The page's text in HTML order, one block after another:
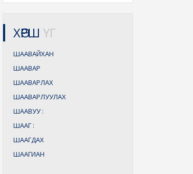
ХӨРШ ҮГ
ШААВАЙХАН
ШААВАР
ШААВАРЛАХ
ШААВАРЛУУЛАХ
ШААВУУ:
ШААГ :
ШААГДАХ
ШААГИАН